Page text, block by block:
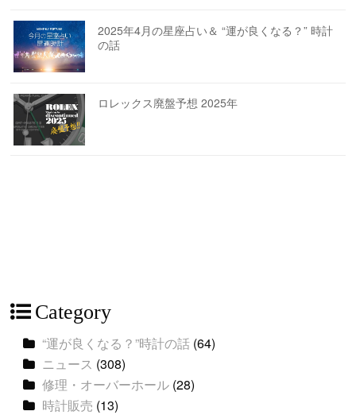
2025年4月の星座占い＆ “運が良くなる？” 時計
の話
ロレックス廃盤予想 2025年
Category
“運が良くなる？”時計の話 (64)
ニュース (308)
修理・オーバーホール (28)
時計販売 (13)